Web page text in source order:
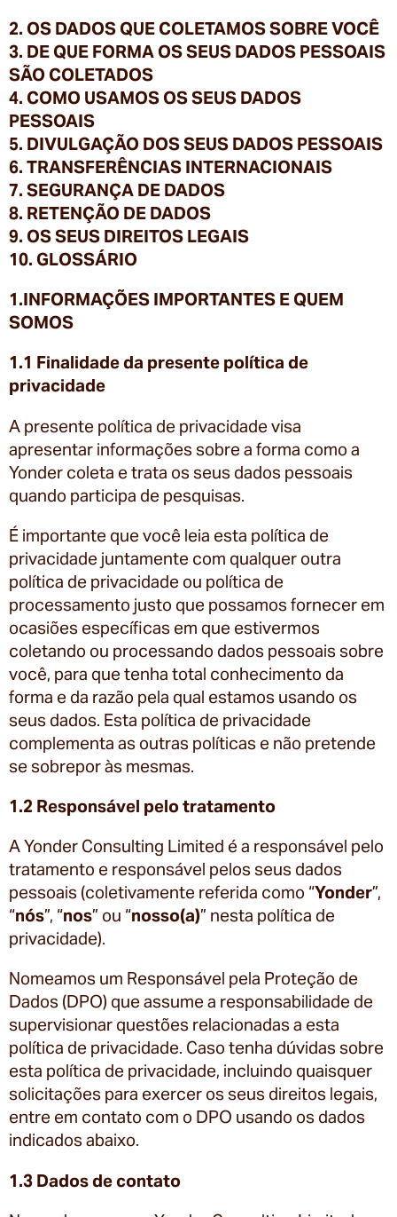
2. OS DADOS QUE COLETAMOS SOBRE VOCÊ
3. DE QUE FORMA OS SEUS DADOS PESSOAIS
SÃO COLETADOS
4. COMO USAMOS OS SEUS DADOS
PESSOAIS
5. DIVULGAÇÃO DOS SEUS DADOS PESSOAIS
6. TRANSFERÊNCIAS INTERNACIONAIS
7. SEGURANÇA DE DADOS
8. RETENÇÃO DE DADOS
9. OS SEUS DIREITOS LEGAIS
10. GLOSSÁRIO
1.INFORMAÇÕES IMPORTANTES E QUEM
SOMOS
1.1 Finalidade da presente política de
privacidade
A presente política de privacidade visa
apresentar informações sobre a forma como a
Yonder coleta e trata os seus dados pessoais
quando participa de pesquisas.
É importante que você leia esta política de
privacidade juntamente com qualquer outra
política de privacidade ou política de
processamento justo que possamos fornecer em
ocasiões específicas em que estivermos
coletando ou processando dados pessoais sobre
você, para que tenha total conhecimento da
forma e da razão pela qual estamos usando os
seus dados. Esta política de privacidade
complementa as outras políticas e não pretende
se sobrepor às mesmas.
1.2 Responsável pelo tratamento
A Yonder Consulting Limited é a responsável pelo
tratamento e responsável pelos seus dados
pessoais (coletivamente referida como “Yonder”,
“nós”, “nos” ou “nosso(a)” nesta política de
privacidade).
Nomeamos um Responsável pela Proteção de
Dados (DPO) que assume a responsabilidade de
supervisionar questões relacionadas a esta
política de privacidade. Caso tenha dúvidas sobre
esta política de privacidade, incluindo quaisquer
solicitações para exercer os seus direitos legais,
entre em contato com o DPO usando os dados
indicados abaixo.
1.3 Dados de contato